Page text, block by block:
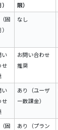
限）
固
なし
い
せ
お問い合わせ
推奨
い
せ
あり（ユーザ
ー数課金）
固
あり（プラン